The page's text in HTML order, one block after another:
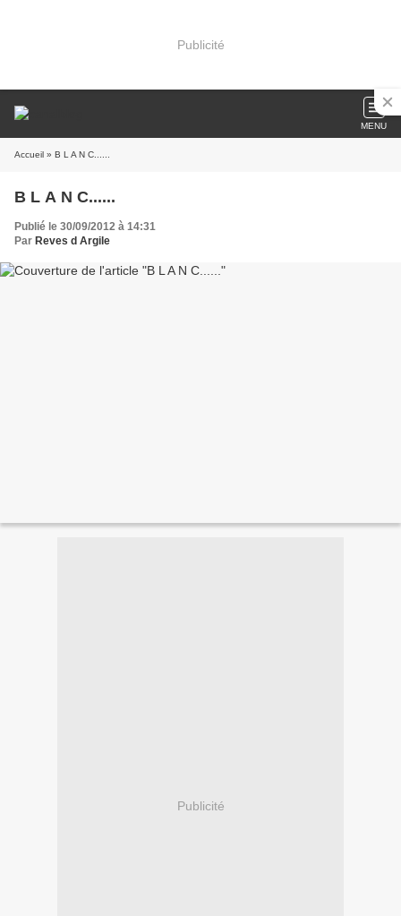
Publicité
MENU
Accueil » B L A N C......
B L A N C......
Publié le 30/09/2012 à 14:31
Par Reves d Argile
Publicité